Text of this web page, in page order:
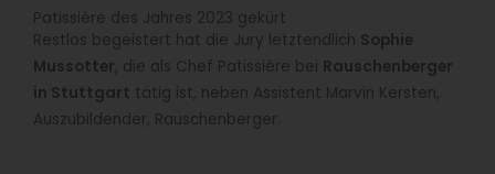
Patissière des Jahres 2023 gekürt
Restlos begeistert hat die Jury letztendlich Sophie
Mussotter, die als Chef Patissière bei Rauschenberger
in Stuttgart tätig ist, neben Assistent Marvin Kersten,
Auszubildender, Rauschenberger.